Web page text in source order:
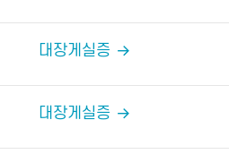
대장게실증
대장게실증